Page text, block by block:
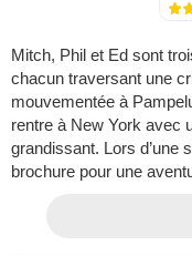
Mitch, Phil et Ed sont
chacun traversant une
mouvementée à
rentre à New York avec
grandissant. Lors d’une
brochure pour une